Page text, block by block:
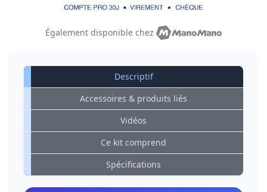
Également disponible chez
Descriptif
Accessoires & produits liés
Vidéos
Ce kit comprend
Spécifications